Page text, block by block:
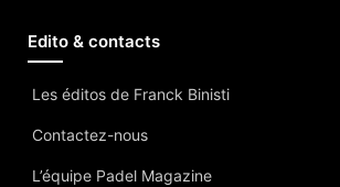
Edito & contacts
Les éditos de Franck Binisti
Contactez-nous
L’équipe Padel Magazine